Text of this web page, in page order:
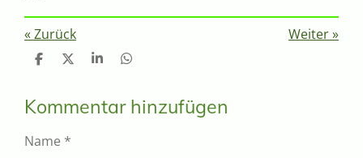
«Zurück Weiter»
T
l
e
T
l
e
T
l
e
T
l
e
Kommentar hinzufügen
Name *